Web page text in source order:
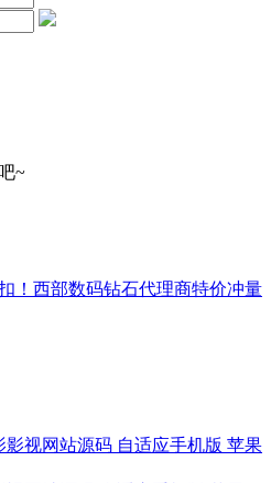
~